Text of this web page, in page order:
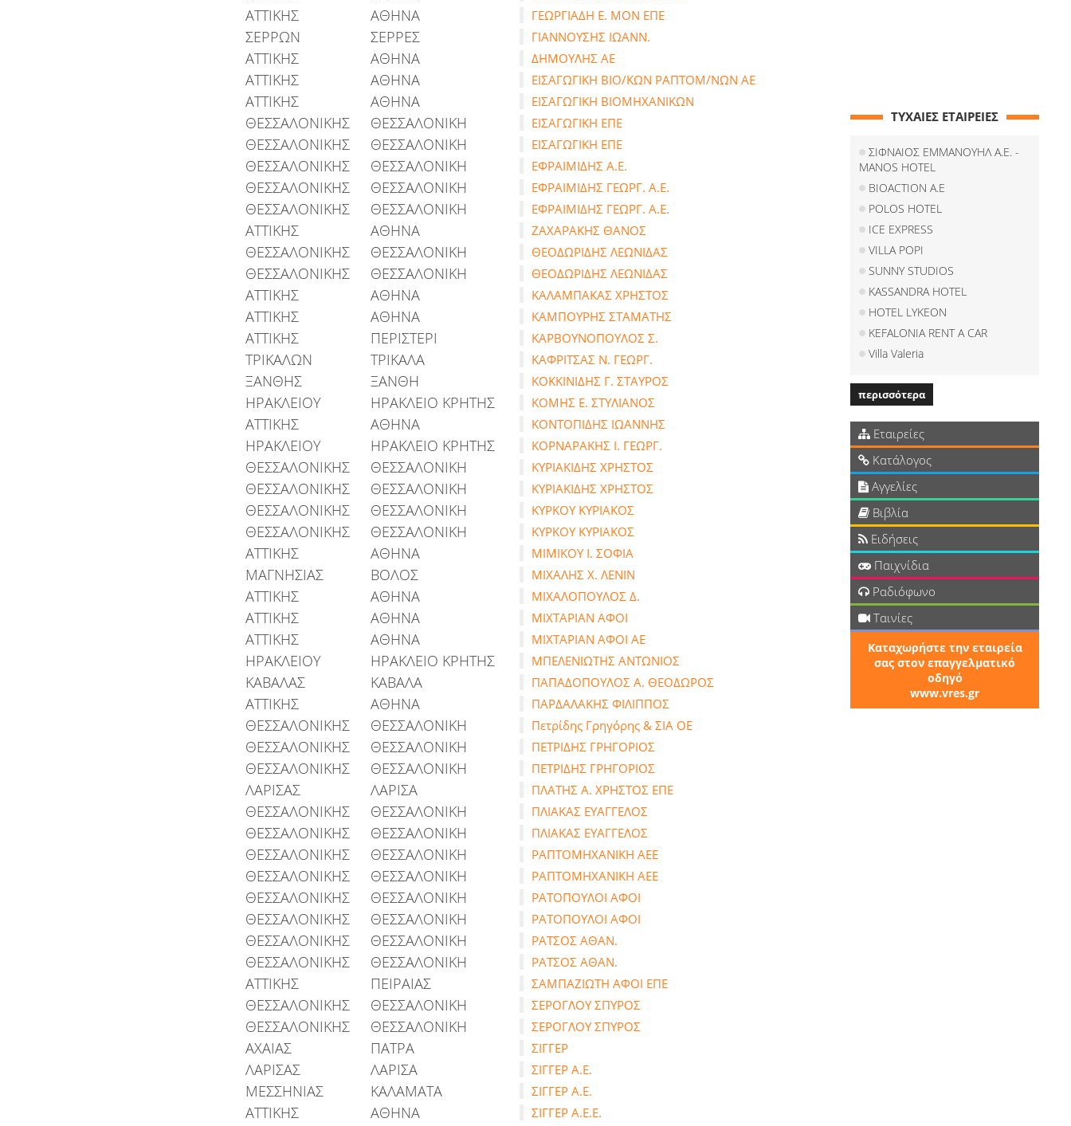
ΑΤΤΙΚΗΣ ΑΘΗΝΑ ΓΕΩΡΓΙΑΔΗ Ε. ΜΟΝ ΕΠΕ
ΣΕΡΡΩΝ ΣΕΡΡΕΣ ΓΙΑΝΝΟΥΣΗΣ ΙΩΑΝΝ.
ΑΤΤΙΚΗΣ ΑΘΗΝΑ ΔΗΜΟΥΛΗΣ ΑΕ
ΑΤΤΙΚΗΣ ΑΘΗΝΑ ΕΙΣΑΓΩΓΙΚΗ ΒΙΟ/ΚΩΝ ΡΑΠΤΟΜ/ΝΩΝ ΑΕ
ΑΤΤΙΚΗΣ ΑΘΗΝΑ ΕΙΣΑΓΩΓΙΚΗ ΒΙΟΜΗΧΑΝΙΚΩΝ
ΘΕΣΣΑΛΟΝΙΚΗΣ ΘΕΣΣΑΛΟΝΙΚΗ ΕΙΣΑΓΩΓΙΚΗ ΕΠΕ
ΘΕΣΣΑΛΟΝΙΚΗΣ ΘΕΣΣΑΛΟΝΙΚΗ ΕΙΣΑΓΩΓΙΚΗ ΕΠΕ
ΘΕΣΣΑΛΟΝΙΚΗΣ ΘΕΣΣΑΛΟΝΙΚΗ ΕΦΡΑΙΜΙΔΗΣ Α.Ε.
ΘΕΣΣΑΛΟΝΙΚΗΣ ΘΕΣΣΑΛΟΝΙΚΗ ΕΦΡΑΙΜΙΔΗΣ ΓΕΩΡΓ. Α.Ε.
ΘΕΣΣΑΛΟΝΙΚΗΣ ΘΕΣΣΑΛΟΝΙΚΗ ΕΦΡΑΙΜΙΔΗΣ ΓΕΩΡΓ. Α.Ε.
ΑΤΤΙΚΗΣ ΑΘΗΝΑ ΖΑΧΑΡΑΚΗΣ ΘΑΝΟΣ
ΘΕΣΣΑΛΟΝΙΚΗΣ ΘΕΣΣΑΛΟΝΙΚΗ ΘΕΟΔΩΡΙΔΗΣ ΛΕΩΝΙΔΑΣ
ΘΕΣΣΑΛΟΝΙΚΗΣ ΘΕΣΣΑΛΟΝΙΚΗ ΘΕΟΔΩΡΙΔΗΣ ΛΕΩΝΙΔΑΣ
ΑΤΤΙΚΗΣ ΑΘΗΝΑ ΚΑΛΑΜΠΑΚΑΣ ΧΡΗΣΤΟΣ
ΑΤΤΙΚΗΣ ΑΘΗΝΑ ΚΑΜΠΟΥΡΗΣ ΣΤΑΜΑΤΗΣ
ΑΤΤΙΚΗΣ ΠΕΡΙΣΤΕΡΙ ΚΑΡΒΟΥΝΟΠΟΥΛΟΣ Σ.
ΤΡΙΚΑΛΩΝ ΤΡΙΚΑΛΑ ΚΑΦΡΙΤΣΑΣ Ν. ΓΕΩΡΓ.
ΞΑΝΘΗΣ ΞΑΝΘΗ ΚΟΚΚΙΝΙΔΗΣ Γ. ΣΤΑΥΡΟΣ
ΗΡΑΚΛΕΙΟΥ ΗΡΑΚΛΕΙΟ ΚΡΗΤΗΣ ΚΟΜΗΣ Ε. ΣΤΥΛΙΑΝΟΣ
ΑΤΤΙΚΗΣ ΑΘΗΝΑ ΚΟΝΤΟΠΙΔΗΣ ΙΩΑΝΝΗΣ
ΗΡΑΚΛΕΙΟΥ ΗΡΑΚΛΕΙΟ ΚΡΗΤΗΣ ΚΟΡΝΑΡΑΚΗΣ Ι. ΓΕΩΡΓ.
ΘΕΣΣΑΛΟΝΙΚΗΣ ΘΕΣΣΑΛΟΝΙΚΗ ΚΥΡΙΑΚΙΔΗΣ ΧΡΗΣΤΟΣ
ΘΕΣΣΑΛΟΝΙΚΗΣ ΘΕΣΣΑΛΟΝΙΚΗ ΚΥΡΙΑΚΙΔΗΣ ΧΡΗΣΤΟΣ
ΘΕΣΣΑΛΟΝΙΚΗΣ ΘΕΣΣΑΛΟΝΙΚΗ ΚΥΡΚΟΥ ΚΥΡΙΑΚΟΣ
ΘΕΣΣΑΛΟΝΙΚΗΣ ΘΕΣΣΑΛΟΝΙΚΗ ΚΥΡΚΟΥ ΚΥΡΙΑΚΟΣ
ΑΤΤΙΚΗΣ ΑΘΗΝΑ ΜΙΜΙΚΟΥ Ι. ΣΟΦΙΑ
ΜΑΓΝΗΣΙΑΣ ΒΟΛΟΣ ΜΙΧΑΛΗΣ Χ. ΛΕΝΙΝ
ΑΤΤΙΚΗΣ ΑΘΗΝΑ ΜΙΧΑΛΟΠΟΥΛΟΣ Δ.
ΑΤΤΙΚΗΣ ΑΘΗΝΑ ΜΙΧΤΑΡΙΑΝ ΑΦΟΙ
ΑΤΤΙΚΗΣ ΑΘΗΝΑ ΜΙΧΤΑΡΙΑΝ ΑΦΟΙ ΑΕ
ΗΡΑΚΛΕΙΟΥ ΗΡΑΚΛΕΙΟ ΚΡΗΤΗΣ ΜΠΕΛΕΝΙΩΤΗΣ ΑΝΤΩΝΙΟΣ
ΚΑΒΑΛΑΣ ΚΑΒΑΛΑ ΠΑΠΑΔΟΠΟΥΛΟΣ Α. ΘΕΟΔΩΡΟΣ
ΑΤΤΙΚΗΣ ΑΘΗΝΑ ΠΑΡΔΑΛΑΚΗΣ ΦΙΛΙΠΠΟΣ
ΘΕΣΣΑΛΟΝΙΚΗΣ ΘΕΣΣΑΛΟΝΙΚΗ Πετρίδης Γρηγόρης & ΣΙΑ ΟΕ
ΘΕΣΣΑΛΟΝΙΚΗΣ ΘΕΣΣΑΛΟΝΙΚΗ ΠΕΤΡΙΔΗΣ ΓΡΗΓΟΡΙΟΣ
ΘΕΣΣΑΛΟΝΙΚΗΣ ΘΕΣΣΑΛΟΝΙΚΗ ΠΕΤΡΙΔΗΣ ΓΡΗΓΟΡΙΟΣ
ΛΑΡΙΣΑΣ ΛΑΡΙΣΑ ΠΛΑΤΗΣ Α. ΧΡΗΣΤΟΣ ΕΠΕ
ΘΕΣΣΑΛΟΝΙΚΗΣ ΘΕΣΣΑΛΟΝΙΚΗ ΠΛΙΑΚΑΣ ΕΥΑΓΓΕΛΟΣ
ΘΕΣΣΑΛΟΝΙΚΗΣ ΘΕΣΣΑΛΟΝΙΚΗ ΠΛΙΑΚΑΣ ΕΥΑΓΓΕΛΟΣ
ΘΕΣΣΑΛΟΝΙΚΗΣ ΘΕΣΣΑΛΟΝΙΚΗ ΡΑΠΤΟΜΗΧΑΝΙΚΗ ΑΕΕ
ΘΕΣΣΑΛΟΝΙΚΗΣ ΘΕΣΣΑΛΟΝΙΚΗ ΡΑΠΤΟΜΗΧΑΝΙΚΗ ΑΕΕ
ΘΕΣΣΑΛΟΝΙΚΗΣ ΘΕΣΣΑΛΟΝΙΚΗ ΡΑΤΟΠΟΥΛΟΙ ΑΦΟΙ
ΘΕΣΣΑΛΟΝΙΚΗΣ ΘΕΣΣΑΛΟΝΙΚΗ ΡΑΤΟΠΟΥΛΟΙ ΑΦΟΙ
ΘΕΣΣΑΛΟΝΙΚΗΣ ΘΕΣΣΑΛΟΝΙΚΗ ΡΑΤΣΟΣ ΑΘΑΝ.
ΘΕΣΣΑΛΟΝΙΚΗΣ ΘΕΣΣΑΛΟΝΙΚΗ ΡΑΤΣΟΣ ΑΘΑΝ.
ΑΤΤΙΚΗΣ ΠΕΙΡΑΙΑΣ ΣΑΜΠΑΖΙΩΤΗ ΑΦΟΙ ΕΠΕ
ΘΕΣΣΑΛΟΝΙΚΗΣ ΘΕΣΣΑΛΟΝΙΚΗ ΣΕΡΟΓΛΟΥ ΣΠΥΡΟΣ
ΘΕΣΣΑΛΟΝΙΚΗΣ ΘΕΣΣΑΛΟΝΙΚΗ ΣΕΡΟΓΛΟΥ ΣΠΥΡΟΣ
ΑΧΑΙΑΣ ΠΑΤΡΑ ΣΙΓΓΕΡ
ΛΑΡΙΣΑΣ ΛΑΡΙΣΑ ΣΙΓΓΕΡ Α.Ε.
ΜΕΣΣΗΝΙΑΣ ΚΑΛΑΜΑΤΑ ΣΙΓΓΕΡ Α.Ε.
ΑΤΤΙΚΗΣ ΑΘΗΝΑ ΣΙΓΓΕΡ Α.Ε.Ε.
ΤΥΧΑΙΕΣ ΕΤΑΙΡΕΙΕΣ
ΣΙΦΝΑΙΟΣ ΕΜΜΑΝΟΥΗΛ Α.Ε. -
MANOS HOTEL
BIOACTION A.E
POLOS HOTEL
ICE EXPRESS
VILLA POPI
SUNNY STUDIOS
KASSANDRA HOTEL
HOTEL LYKEON
KEFALONIA RENT A CAR
Villa Valeria
περισσότερα
Εταιρείες
Κατάλογος
Αγγελίες
Βιβλία
Ειδήσεις
Παιχνίδια
Ραδιόφωνο
Ταινίες
Καταχωρήστε την εταιρεία
σας στον επαγγελματικό
οδηγό
www.vres.gr